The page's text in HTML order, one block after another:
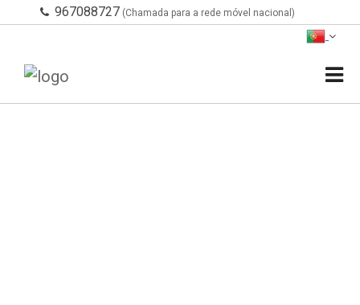
967088727 (Chamada para a rede móvel nacional)